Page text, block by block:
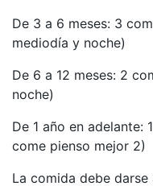
De 3 a 6 meses: 3
mediodía y noche)
De 6 a 12 meses: 2
noche)
De 1 año en adelante:
come pienso mejor 2)
La comida debe